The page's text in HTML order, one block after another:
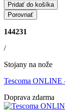
Pridať do košíka
Porovnať
144231
/
Stojany na nože
Tescoma ONLINE
Doprava zdarma